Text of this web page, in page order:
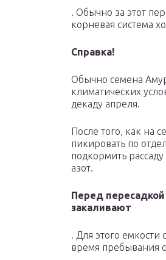
. Обычно за этот
корневая система
Справка!
Обычно семена
климатических
декаду апреля.
После того, как на
пикировать по
подкормить
азот.
Перед
закаливают
. Для этого емкости
время пребывания